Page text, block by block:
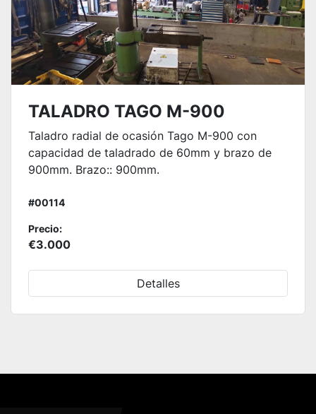
TALADRO TAGO M-900
Taladro radial de ocasión Tago M-900 con
capacidad de taladrado de 60mm y brazo de
900mm. Brazo:: 900mm.
#00114
Precio:
€3.000
Detalles